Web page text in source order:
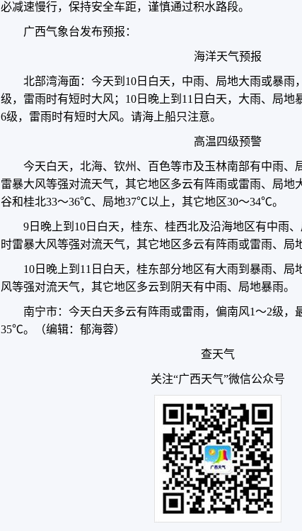
必减速慢行，保持安全车距，谨慎通过积水路段。
广西气象台发布预报：
海洋天气预报
北部湾海面：今天到10日白天，中雨、局地大雨或暴雨
级，雷雨时有短时大风；10日晚上到11日白天，大雨、局地
6级，雷雨时有短时大风。请海上船只注意。
高温四级预警
今天白天，北海、钦州、百色等市及玉林南部有中雨、
雷暴大风等强对流天气，其它地区多云有阵雨或雷雨、局地
谷和桂北33～36℃、局地37℃以上，其它地区30～34℃。
9日晚上到10日白天，桂东、桂西北及沿海地区有中雨
时雷暴大风等强对流天气，其它地区多云有阵雨或雷雨、局
10日晚上到11日白天，桂东部分地区有大雨到暴雨、局
风等强对流天气，其它地区多云到阴天有中雨、局地暴雨。
南宁市：今天白天多云有阵雨或雷雨，偏南风1～2级
35℃。（编辑：郁海蓉）
查天气
关注“广西天气”微信公众号